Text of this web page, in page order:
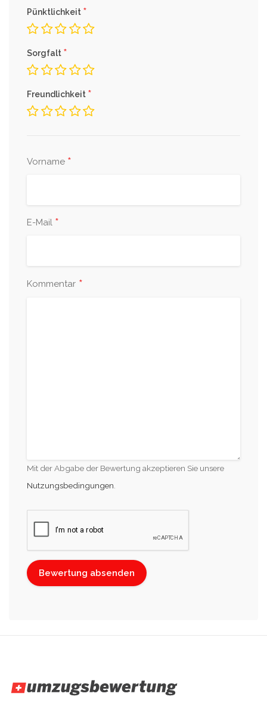
Pünktlichkeit *
Sorgfalt *
Freundlichkeit *
Vorname *
E-Mail *
Kommentar *
Mit der Abgabe der Bewertung akzeptieren Sie unsere
Nutzungsbedingungen